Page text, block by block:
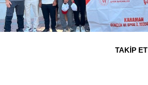
TAKİP ET